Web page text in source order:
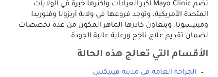
تضم Mayo Clinic أكبر العيادات وأكثرها خبرة في الولايات
المتحدة الأمريكية، وتوجد فروعها في ولاية أريزونا وفلوريدا
ومينيسوتا. ويتعاون كادرها الماهر المكون من عدة تخصصات
لضمان تقديم علاج ناجح ورعاية عالية الجودة.
الأقسام التي تعالج هذه الحالة
الجراحة العامة في مدينة فينيكس